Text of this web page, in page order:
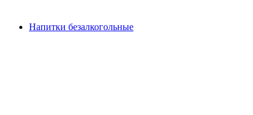
Напитки безалкогольные